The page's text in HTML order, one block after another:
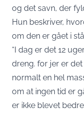
og det savn, der
Hun beskriver,
om den er gået i
“I dag er det 12
dreng. for jer er
normalt en hel
om at ingen tid er
er ikke blevet